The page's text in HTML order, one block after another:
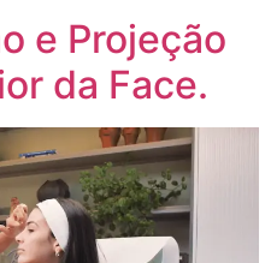
e Projeção
da Face.